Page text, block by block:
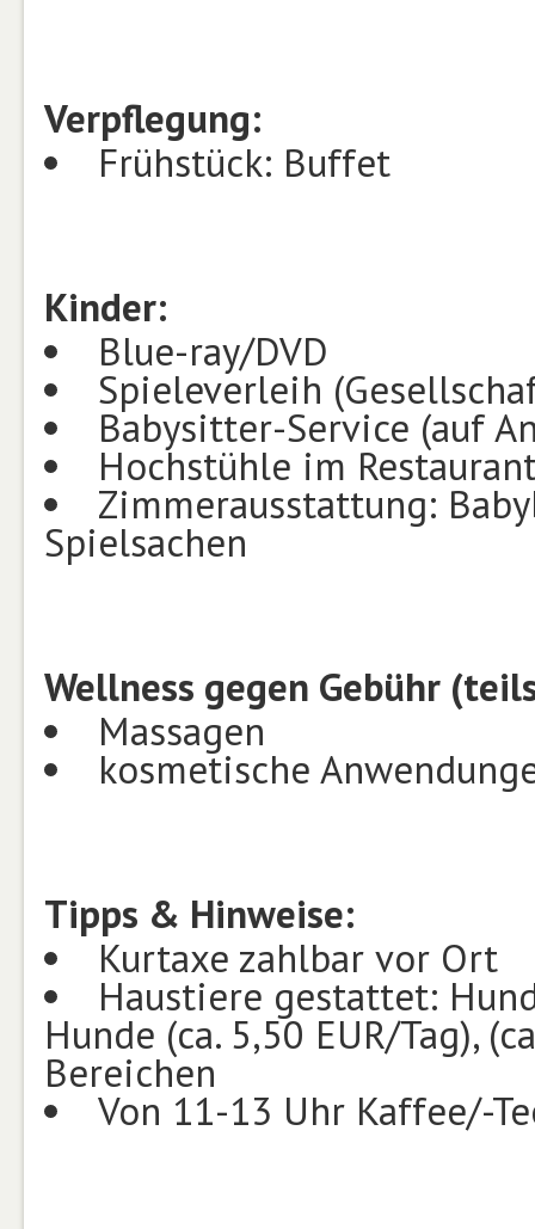
Verpflegung:
Frühstück: Buffet
Kinder:
Blue-ray/DVD
Spieleverleih
Babysitter-Service (auf
Hochstühle im
Zimmerausstattung:
Spielsachen
Wellness gegen Gebühr
Massagen
kosmetische
Tipps & Hinweise:
Kurtaxe zahlbar vor Ort
Haustiere gestattet:
Hunde (ca. 5,50 EUR/Tag),
Bereichen
Von 11-13 Uhr Kaffee/-